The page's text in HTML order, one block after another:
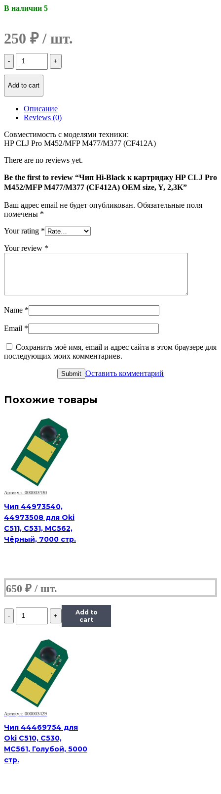
В наличии 5
250 ₽
Количество
Чип
Hi-
Black
CLJ
M452/MFP
M477/M377
OEM
Y,
2,3K
Add to cart
Описание
Reviews (0)
Совместимость с моделями техники:
HP CLJ Pro M452/MFP M477/M377 (CF412A)
There are no reviews yet.
Be the first to review “Чип Hi-Black к картриджу HP CLJ Pro
M452/MFP M477/M377 (CF412A) OEM size, Y, 2,3K”
Ваш адрес email не будет опубликован. Обязательные поля
помечены *
Your rating *
Your review *
Name *
Email *
Сохранить моё имя, email и адрес сайта в этом браузере для
последующих моих комментариев.
Оставить комментарий
Похожие товары
Артикул: 000003430
Чип 44973540,
44973508 для Oki
C511, C531, MC562,
Чёрный, 7000 стр.
650 ₽
Количество
Чип
картриджу
Pro
M452/MFP
M477/M377
(CF412A)
OEM
size,
Y,
2,3K
Add to
cart
Артикул: 000003429
Чип 44469754 для
Oki C510, C530,
MC561, Голубой, 5000
стр.